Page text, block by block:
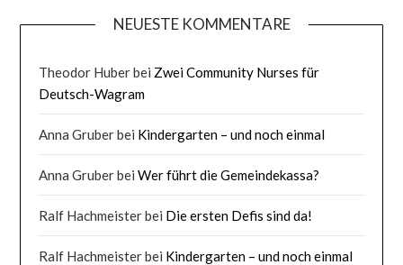
NEUESTE KOMMENTARE
Theodor Huberbei Zwei Community Nurses für
Deutsch-Wagram
Anna Gruberbei Kindergarten – und noch einmal
Anna GruberbeiWer führt die Gemeindekassa?
Ralf Hachmeisterbei Die ersten Defis sind da!
Ralf Hachmeisterbei Kindergarten – und noch einmal